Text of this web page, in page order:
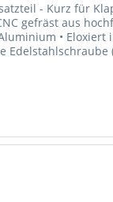
- Kurz für
gefräst aus
• Eloxiert